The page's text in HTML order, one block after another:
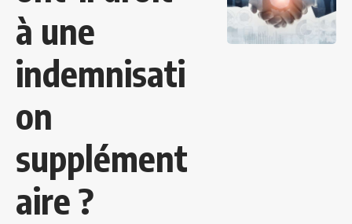
à une
indemnisati
on
supplément
aire ?